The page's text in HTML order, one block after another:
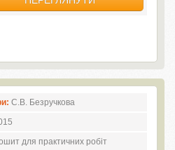
С.В. Безручкова
для практичних робіт